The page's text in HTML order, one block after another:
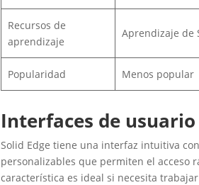
Recursos de
aprendizaje
Aprendizaje de
Popularidad Menos popular
Interfaces de usuario
Solid Edge tiene una interfaz intuitiva
personalizables que permiten el acceso
característica es ideal si necesita